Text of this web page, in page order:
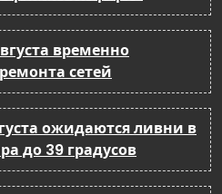
временно
сетей
ожидаются ливни в
до 39 градусов